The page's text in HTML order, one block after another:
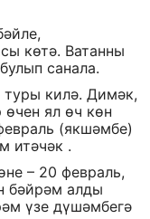
көтә. Ватанны
санала.
килә. Димәк,
ял өч көн
(якшәмбе)
итәчәк .
– 20 февраль,
бәйрәм алды
үзе дүшәмбегә